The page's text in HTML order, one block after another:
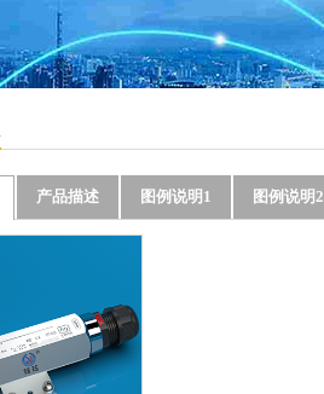
产品描述 图例说明1 图例说明2